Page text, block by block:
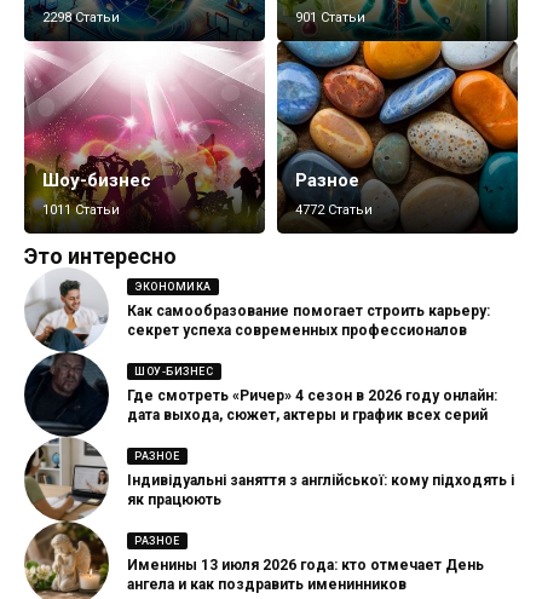
2298 Статьи 901 Статьи
Шоу-бизнес
1011 Статьи
Разное
4772 Статьи
Это интересно
ЭКОНОМИКА
Как самообразование помогает строить карьеру:
секрет успеха современных профессионалов
ШОУ-БИЗНЕС
Где смотреть «Ричер» 4 сезон в 2026 году онлайн:
дата выхода, сюжет, актеры и график всех серий
РАЗНОЕ
Індивідуальні заняття з англійської: кому підходять і
як працюють
РАЗНОЕ
Именины 13 июля 2026 года: кто отмечает День
ангела и как поздравить именинников